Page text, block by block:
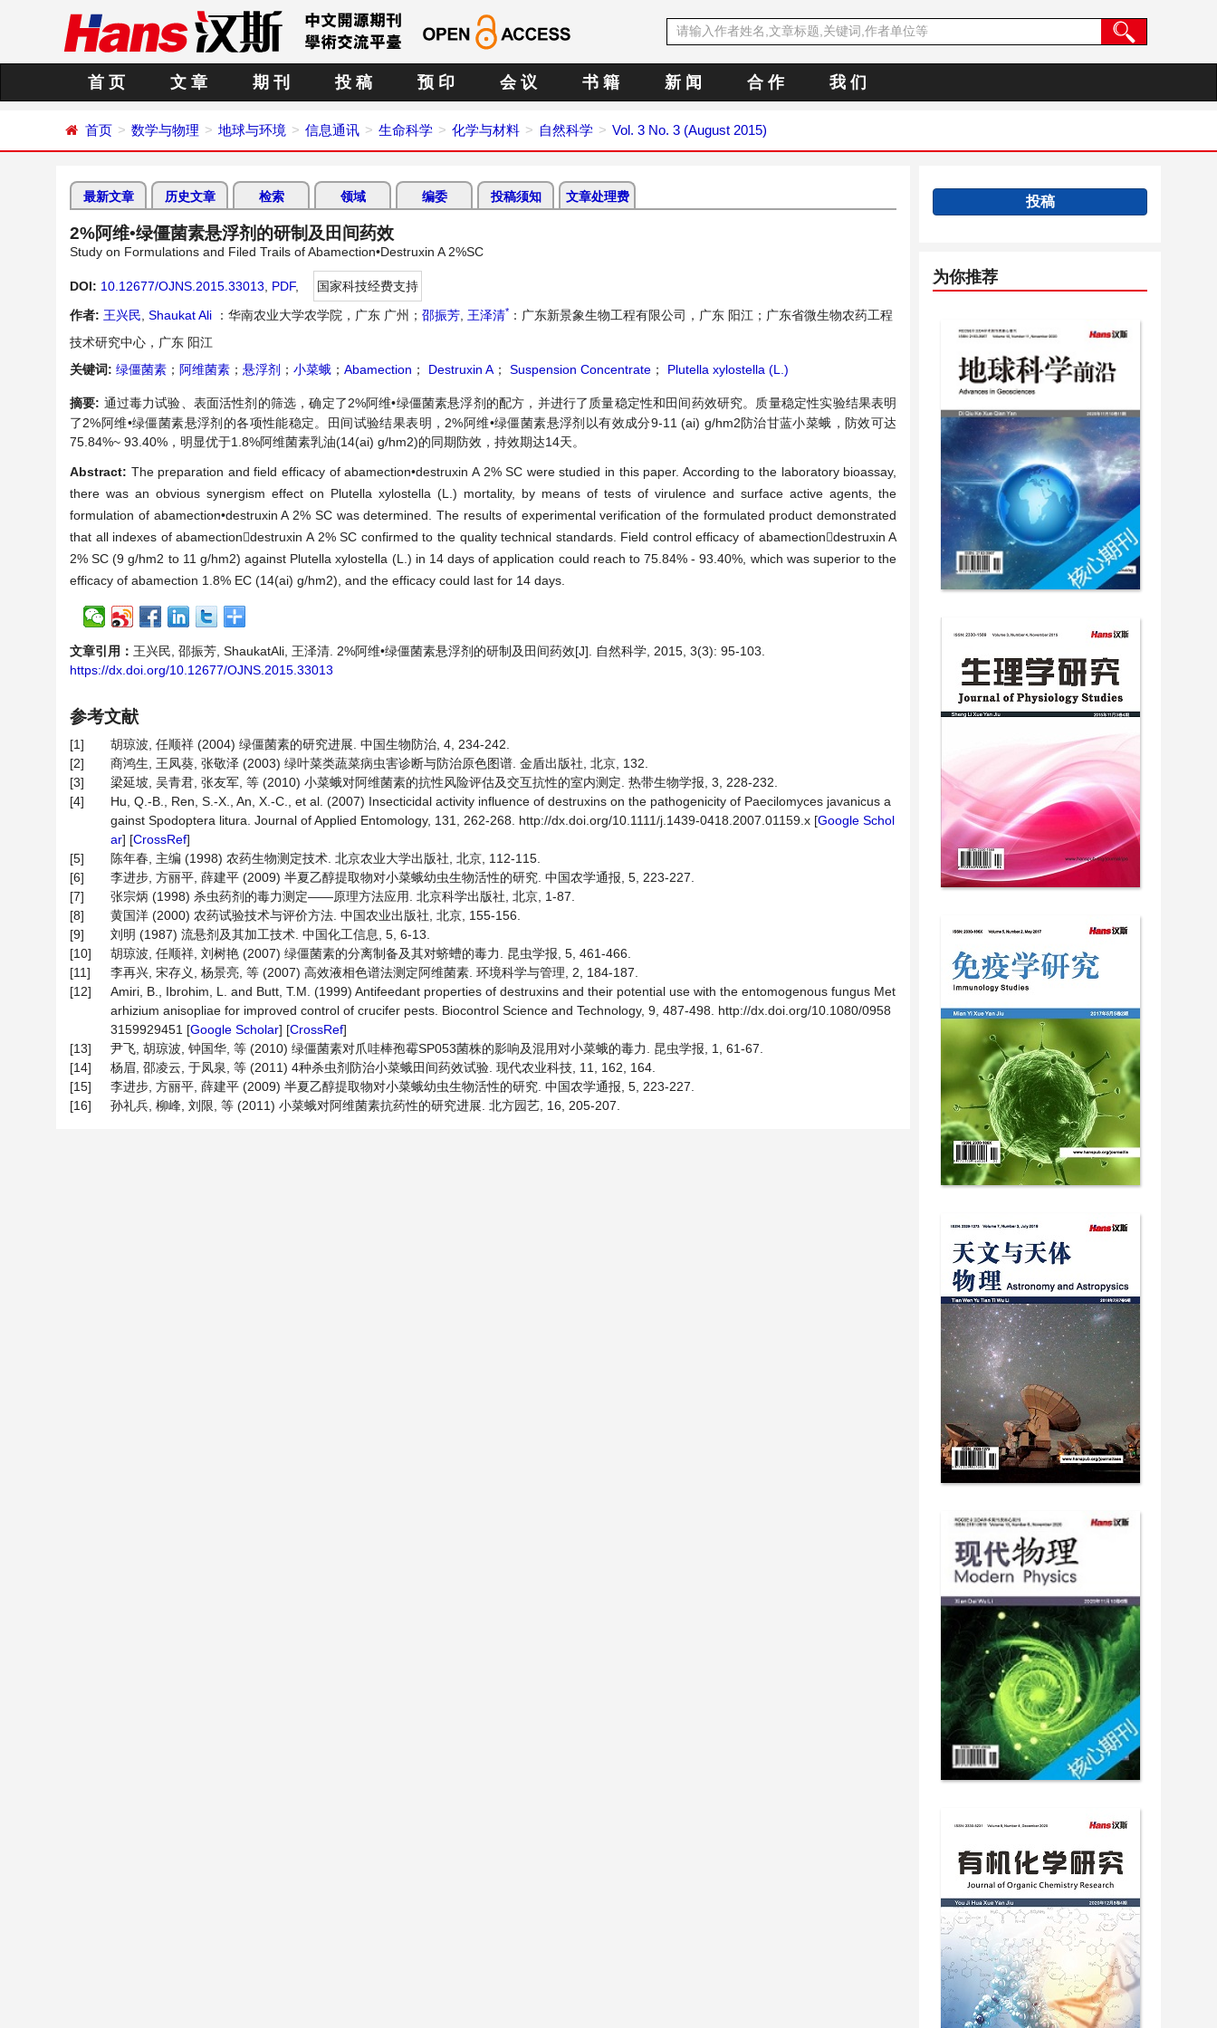
首 页 文 章 期 刊 投 稿 预 印 会 议 书 籍 新 闻 合 作 我 们
首页 数学与物理 地球与环境 信息通讯 生命科学 化学与材料 自然科学 Vol. 3 No. 3 (August 2015)
最新文章 历史文章 检索 领域 编委 投稿须知 文章处理费
2%阿维•绿僵菌素悬浮剂的研制及田间药效
Study on Formulations and Filed Trails of Abamection•Destruxin A 2%SC
DOI: 10.12677/OJNS.2015.33013 PDF,
国家科技经费支持
作者: 王兴民 Shaukat Ali ：华南农业大学农学院，广东 广州； 邵振芳 王泽清* ：广东新景象生物工程有限公司，广东 阳江；广东省微生物农药工程
技术研究中心，广东 阳江
关键词: 绿僵菌素 ； 阿维菌素 ； 悬浮剂 ； 小菜蛾 ； Abamection ； Destruxin A ； Suspension Concentrate ； Plutella xylostella (L.)
摘要: 通过毒力试验、表面活性剂的筛选，确定了2%阿维•绿僵菌素悬浮剂的配方，并进行了质量稳定性和田间药效研究。质量稳定性实验结果表明
了2%阿维•绿僵菌素悬浮剂的各项性能稳定。田间试验结果表明，2%阿维•绿僵菌素悬浮剂以有效成分9-11 (ai) g/hm2防治甘蓝小菜蛾，防效可达
75.84%~ 93.40%，明显优于1.8%阿维菌素乳油(14(ai) g/hm2)的同期防效，持效期达14天。
Abstract: The preparation and field efficacy of abamection•destruxin A 2% SC were studied in this paper. According to the laboratory bioassay,
there was an obvious synergism effect on Plutella xylostella (L.) mortality, by means of tests of virulence and surface active agents, the
formulation of abamection•destruxin A 2% SC was determined. The results of experimental verification of the formulated product demonstrated
that all indexes of abamectiondestruxin A 2% SC confirmed to the quality technical standards. Field control efficacy of abamectiondestruxin A
2% SC (9 g/hm2 to 11 g/hm2) against Plutella xylostella (L.) in 14 days of application could reach to 75.84% - 93.40%, which was superior to the
efficacy of abamection 1.8% EC (14(ai) g/hm2), and the efficacy could last for 14 days.
文章引用： 王兴民, 邵振芳, ShaukatAli, 王泽清. 2%阿维•绿僵菌素悬浮剂的研制及田间药效[J]. 自然科学, 2015, 3(3): 95-103.
https://dx.doi.org/10.12677/OJNS.2015.33013
参考文献
[1]
胡琼波, 任顺祥 (2004) 绿僵菌素的研究进展. 中国生物防治, 4, 234-242.
[2]
商鸿生, 王凤葵, 张敬泽 (2003) 绿叶菜类蔬菜病虫害诊断与防治原色图谱. 金盾出版社, 北京, 132.
[3]
梁延坡, 吴青君, 张友军, 等 (2010) 小菜蛾对阿维菌素的抗性风险评估及交互抗性的室内测定. 热带生物学报, 3, 228-232.
[4]
Hu, Q.-B., Ren, S.-X., An, X.-C., et al. (2007) Insecticidal activity influence of destruxins on the pathogenicity of Paecilomyces javanicus a
gainst Spodoptera litura. Journal of Applied Entomology, 131, 262-268. http://dx.doi.org/10.1111/j.1439-0418.2007.01159.x [Google Schol
ar] [CrossRef]
[5]
陈年春, 主编 (1998) 农药生物测定技术. 北京农业大学出版社, 北京, 112-115.
[6]
李进步, 方丽平, 薛建平 (2009) 半夏乙醇提取物对小菜蛾幼虫生物活性的研究. 中国农学通报, 5, 223-227.
[7]
张宗炳 (1998) 杀虫药剂的毒力测定——原理方法应用. 北京科学出版社, 北京, 1-87.
[8]
黄国洋 (2000) 农药试验技术与评价方法. 中国农业出版社, 北京, 155-156.
[9]
刘明 (1987) 流悬剂及其加工技术. 中国化工信息, 5, 6-13.
[10]
胡琼波, 任顺祥, 刘树艳 (2007) 绿僵菌素的分离制备及其对蛴螬的毒力. 昆虫学报, 5, 461-466.
[11]
李再兴, 宋存义, 杨景亮, 等 (2007) 高效液相色谱法测定阿维菌素. 环境科学与管理, 2, 184-187.
[12]
Amiri, B., Ibrohim, L. and Butt, T.M. (1999) Antifeedant properties of destruxins and their potential use with the entomogenous fungus Met
arhizium anisopliae for improved control of crucifer pests. Biocontrol Science and Technology, 9, 487-498. http://dx.doi.org/10.1080/0958
3159929451 [Google Scholar] [CrossRef]
[13]
尹飞, 胡琼波, 钟国华, 等 (2010) 绿僵菌素对爪哇棒孢霉SP053菌株的影响及混用对小菜蛾的毒力. 昆虫学报, 1, 61-67.
[14]
杨眉, 邵凌云, 于凤泉, 等 (2011) 4种杀虫剂防治小菜蛾田间药效试验. 现代农业科技, 11, 162, 164.
[15]
李进步, 方丽平, 薛建平 (2009) 半夏乙醇提取物对小菜蛾幼虫生物活性的研究. 中国农学通报, 5, 223-227.
[16]
孙礼兵, 柳峰, 刘限, 等 (2011) 小菜蛾对阿维菌素抗药性的研究进展. 北方园艺, 16, 205-207.
投稿
为你推荐